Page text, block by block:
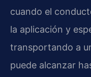
cuando el
la aplicación y
transportando a
puede alcanzar